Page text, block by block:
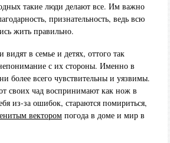
такие люди делают все. Им важно
признательность, ведь всю
жить правильно.
в семье и детях, оттого так
с их стороны. Именно в
более всего чувствительны и уязвимы.
своих чад воспринимают как нож в
из-за ошибок, стараются помириться,
векторомпогода в доме и мир в